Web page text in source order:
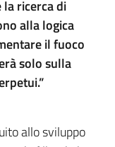
ricerca di
alla logica
il fuoco
solo sulla
allo sviluppo